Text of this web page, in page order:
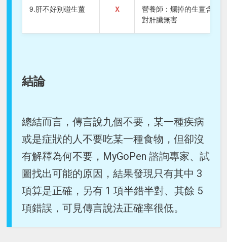
9.肝不好別碰生薑 X
營養師：爛掉的生薑含有
對肝臟無害
結論
總結而言，傳言說九個不要，某一種疾病
或是症狀的人不要吃某一種食物，但卻沒
有解釋為何不要，MyGoPen 諮詢專家、試
圖找出可能的原因，結果發現只有其中 3
項算是正確，另有 1 項半錯半對、其餘 5
項錯誤，可見傳言說法正確率很低。